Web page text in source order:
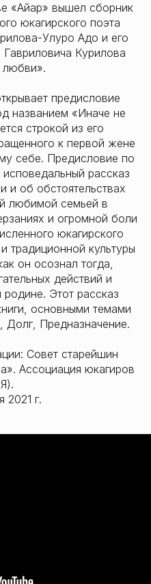
«Айар» вышел сборник
юкагирского поэта
Улуро Адо и его
Курилова
любви».
предисловие
названием «Иначе не
строкой из его
к первой жене
себе. Предисловие по
рассказ
и об обстоятельствах
любимой семьей в
и огромной боли
юкагирского
традиционной культуры
он осознал тогда,
действий и
Этот рассказ
основными темами
Долг, Предназначение.
Совет старейшин
Ассоциация юкагиров
2021 г.